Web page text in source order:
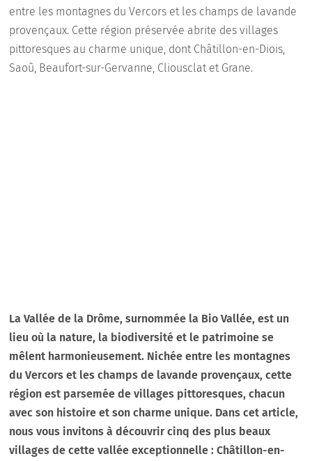
entre les montagnes du Vercors et les champs de lavande
provençaux. Cette région préservée abrite des villages
pittoresques au charme unique, dont Châtillon-en-Diois,
Saoû, Beaufort-sur-Gervanne, Cliousclat et Grane.
La Vallée de la Drôme, surnommée la Bio Vallée, est un
lieu où la nature, la biodiversité et le patrimoine se
mêlent harmonieusement. Nichée entre les montagnes
du Vercors et les champs de lavande provençaux, cette
région est parsemée de villages pittoresques, chacun
avec son histoire et son charme unique. Dans cet article,
nous vous invitons à découvrir cinq des plus beaux
villages de cette vallée exceptionnelle : Châtillon-en-